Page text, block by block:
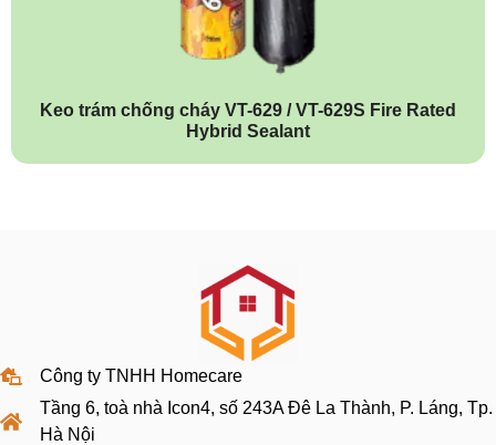
Keo trám chống cháy VT-629 / VT-629S Fire Rated
Hybrid Sealant
Công ty TNHH Homecare
Tầng 6, toà nhà Icon4, số 243A Đê La Thành, P. Láng, Tp.
Hà Nội